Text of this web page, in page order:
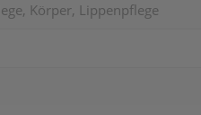
Körper, Lippenpflege